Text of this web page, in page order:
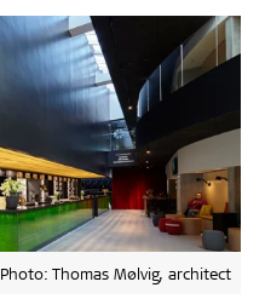
Photo: Thomas Mølvig, architect